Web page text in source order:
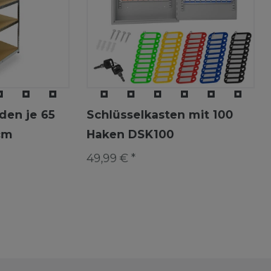
je 65
Schlüsselkasten mit 100
Haken DSK100
49,99 € *